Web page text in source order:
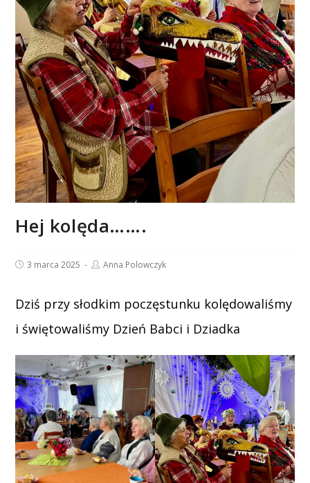
Hej kolęda…….
Post3 marca 2025
PostAnna Polowczyk
Dziś przy słodkim poczęstunku kolędowaliśmy
i świętowaliśmy Dzień Babci i Dziadka